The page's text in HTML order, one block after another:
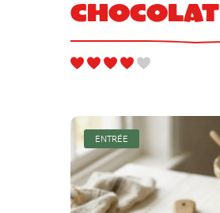
chocolat
ENTRÉE